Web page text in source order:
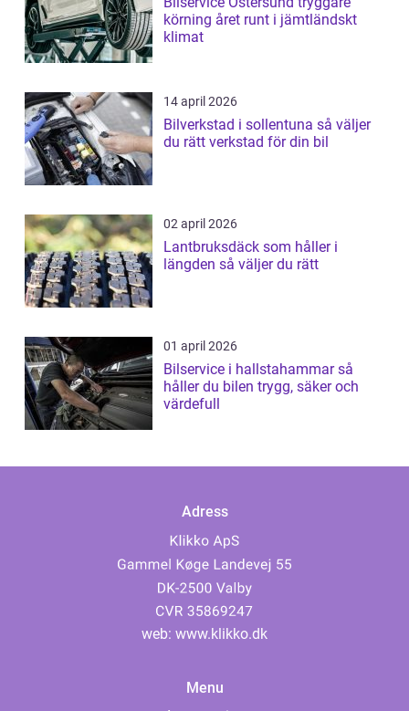
körning året runt i jämtländskt
klimat
14 april 2026
Bilverkstad i sollentuna så väljer
du rätt verkstad för din bil
02 april 2026
Lantbruksdäck som håller i
längden så väljer du rätt
01 april 2026
Bilservice i hallstahammar så
håller du bilen trygg, säker och
värdefull
Adress
web: www.klikko.dk
Menu